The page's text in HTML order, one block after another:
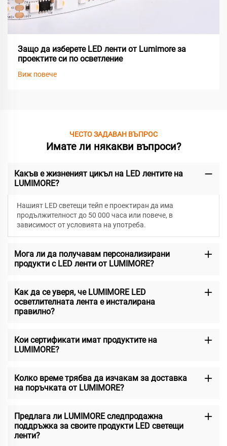
Защо да изберете LED ленти от Lumimore за
проектите си по осветление
Виж повече
ЧЕСТО ЗАДАВАН ВЪПРОС
Имате ли някакви въпроси?
Какъв е жизненият цикъл на LED лентите на
LUMIMORE?
Нашият LED светещи тейп е проектиран да има
продължителност до 50 000 часа или повече, в
зависимост от условията на употреба.
Мога ли да получавам персонализирани
продукти с LED ленти от LUMIMORE?
Как да се уверя, че LUMIMORE LED
осветлителната лента е инсталирана
правилно?
Кои сертификати имат продуктите на
LUMIMORE?
Колко време трябва да изчакам за доставка
на поръчката от LUMIMORE?
Предлага ли LUMIMORE следпродажна
поддръжка за своите продукти LED светещи
ленти?